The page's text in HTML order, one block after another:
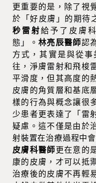
更重要的是，除了視
於「好皮膚」的期待
秒雷射給予了皮膚
態」。 林亮辰醫師認
方式，其實是與從
往，淨膚雷射和飛梭
平滑度，但其高度的
皮膚的角質層和基底
樣的行為與概念讓很
少患者更表達了「雷
疑慮。這不僅是由於
射裝置在治療過程中
皮膚科醫師更在意的
康的皮膚，才可以抵
治療後的皮膚不再輕